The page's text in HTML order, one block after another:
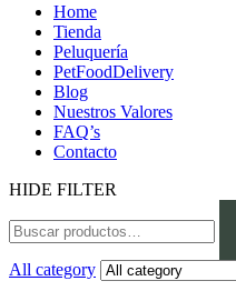
Home
Tienda
Peluquería
PetFoodDelivery
Blog
Nuestros Valores
FAQ’s
Contacto
HIDE FILTER
All category